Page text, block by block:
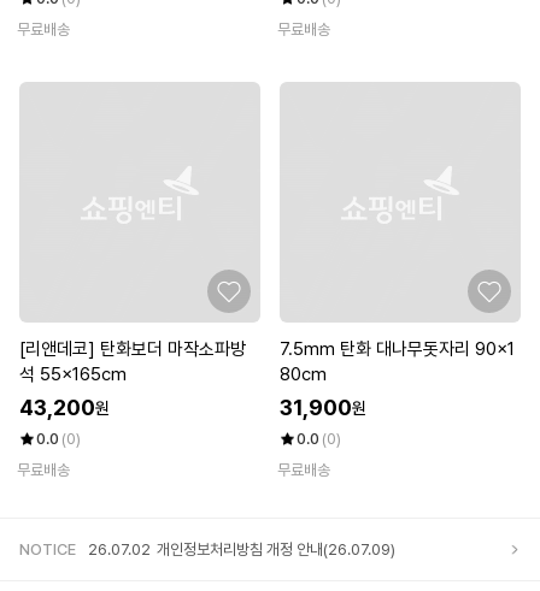
무료배송
무료배송
[리앤데코] 탄화보더 마작소파방
석 55x165cm
43,200원
0.0 (0)
무료배송
7.5mm 탄화 대나무돗자리 90x1
80cm
31,900원
0.0 (0)
무료배송
NOTICE 26.07.02 개인정보처리방침 개정 안내(26.07.09)